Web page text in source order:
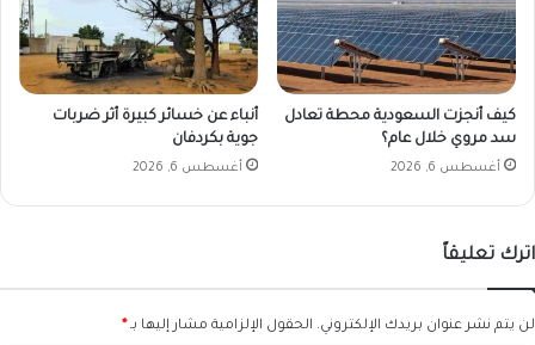
كيف أنجزت السعودية محطة تعادل
سد مروي خلال عام؟
أغسطس 6, 2026
أنباء عن خسائر كبيرة أثر ضربات
جوية بكردفان
أغسطس 6, 2026
اترك تعليقاً
لن يتم نشر عنوان بريدك الإلكتروني. الحقول الإلزامية مشار إليها بـ*